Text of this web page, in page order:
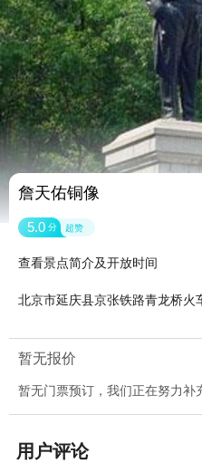
詹天佑铜像
5.0 分 超赞
查看景点简介及开放时间
北京市延庆县京张铁路青龙桥火
暂无报价
暂无门票预订，我们正在努力补
用户评论
